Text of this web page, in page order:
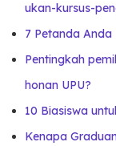
ukan-kursus-
7 Petanda
Pentingkah
honan UPU?
10 Biasiswa
Kenapa